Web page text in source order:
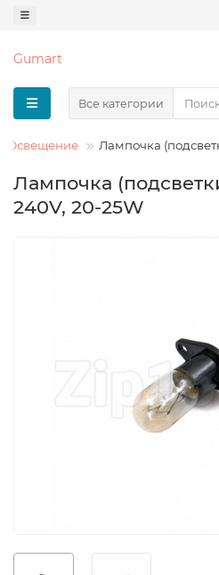
Gumart
Все категории
Освещение Лампочка
Лампочка
240V, 20-25W